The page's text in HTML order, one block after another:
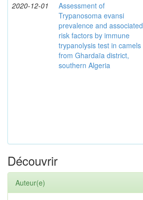
2020-12-01
Assessment of
Trypanosoma evansi
prevalence and associated
risk factors by immune
trypanolysis test in camels
from Ghardaïa district,
southern Algeria
Découvrir
Auteur(e)